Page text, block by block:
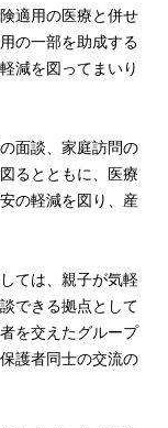
適用の医療と併せ
の一部を助成する
減を図ってまいり
面談、家庭訪問の
るとともに、医療
の軽減を図り、産
ては、親子が気軽
できる拠点として
を交えたグループ
護者同士の交流の